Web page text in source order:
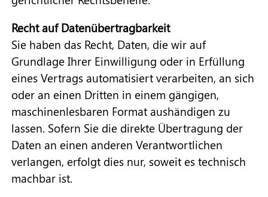
Recht auf Datenübertragbarkeit
Sie haben das Recht, Daten, die wir auf
Grundlage Ihrer Einwilligung oder in Erfüllung
eines Vertrags automatisiert verarbeiten, an sich
oder an einen Dritten in einem gängigen,
maschinenlesbaren Format aushändigen zu
lassen. Sofern Sie die direkte Übertragung der
Daten an einen anderen Verantwortlichen
verlangen, erfolgt dies nur, soweit es technisch
machbar ist.